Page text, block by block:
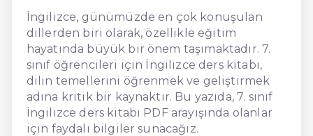
İngilizce, günümüzde en çok konuşulan
dillerden biri olarak, özellikle eğitim
hayatında büyük bir önem taşımaktadır. 7.
sınıf öğrencileri için İngilizce ders kitabı,
dilin temellerini öğrenmek ve geliştirmek
adına kritik bir kaynaktır. Bu yazıda, 7. sınıf
İngilizce ders kitabı PDF arayışında olanlar
için faydalı bilgiler sunacağız.